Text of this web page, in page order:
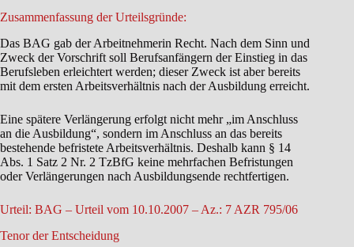
Zusammenfassung der Urteilsgründe:
Das BAG gab der Arbeitnehmerin Recht. Nach dem Sinn und
Zweck der Vorschrift soll Berufsanfängern der Einstieg in das
Berufsleben erleichtert werden; dieser Zweck ist aber bereits
mit dem ersten Arbeitsverhältnis nach der Ausbildung erreicht.
Eine spätere Verlängerung erfolgt nicht mehr „im Anschluss
an die Ausbildung“, sondern im Anschluss an das bereits
bestehende befristete Arbeitsverhältnis. Deshalb kann § 14
Abs. 1 Satz 2 Nr. 2 TzBfG keine mehrfachen Befristungen
oder Verlängerungen nach Ausbildungsende rechtfertigen.
Urteil: BAG – Urteil vom 10.10.2007 – Az.: 7 AZR 795/06
Tenor der Entscheidung